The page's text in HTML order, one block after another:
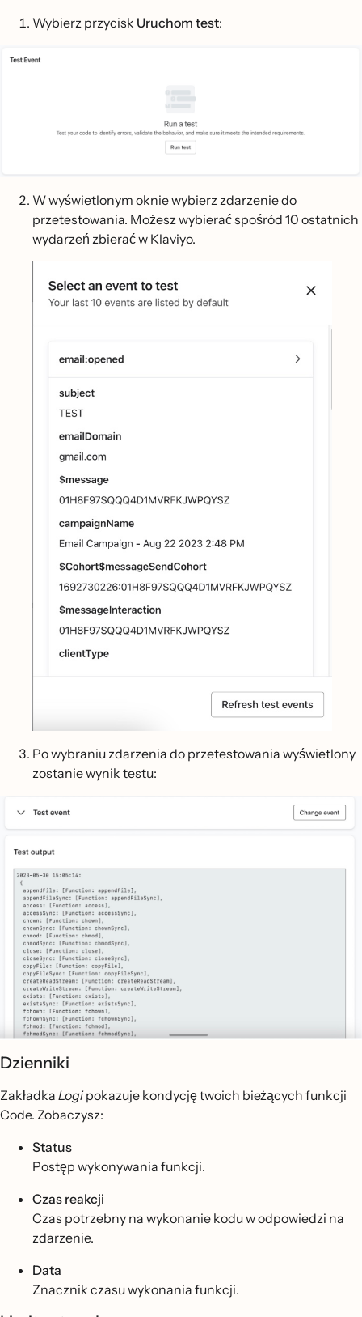
Wybierz przycisk Uruchom test:
W wyświetlonym oknie wybierz zdarzenie do
przetestowania. Możesz wybierać spośród 10 ostatnich
wydarzeń zbierać w Klaviyo.
Po wybraniu zdarzenia do przetestowania wyświetlony
zostanie wynik testu:
Dzienniki
Zakładka Logipokazuje kondycję twoich bieżących funkcji
Code. Zobaczysz:
Status
Postęp wykonywania funkcji.
Czas reakcji
Czas potrzebny na wykonanie kodu w odpowiedzi na
zdarzenie.
Data
Znacznik czasu wykonania funkcji.